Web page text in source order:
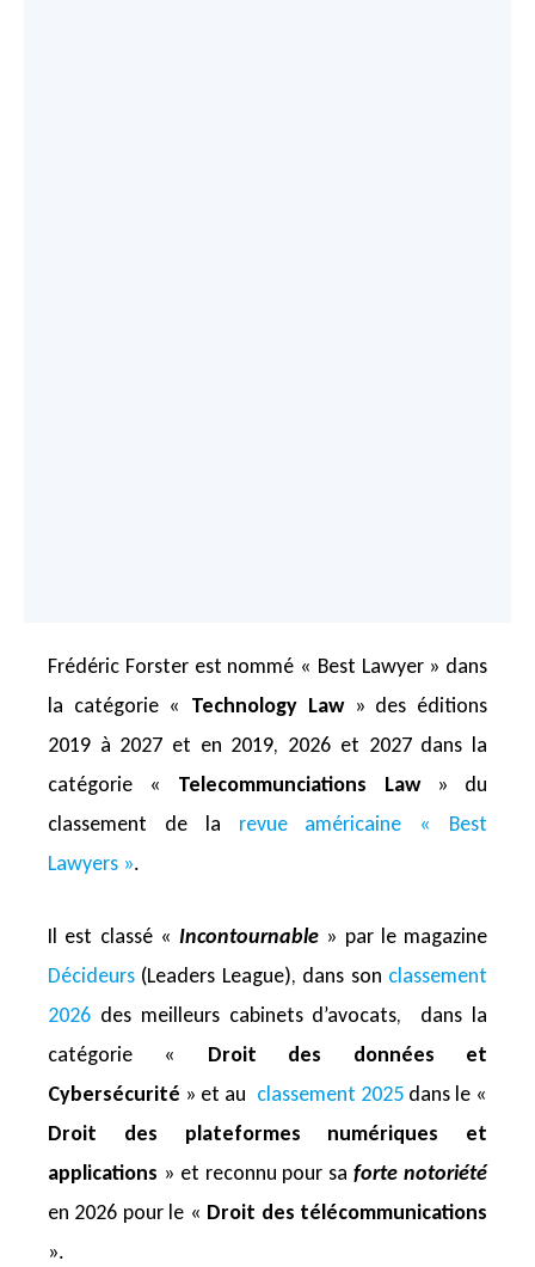
Frédéric Forster est nommé « Best Lawyer » dans
la catégorie « Technology Law» des éditions
2019 à 2027 et en 2019, 2026 et 2027 dans la
catégorie « Telecommunciations Law» du
classement de la revue américaine « Best
Lawyers ».
Il est classé « Incontournable » par le magazine
Décideurs (Leaders League), dans son classement
2026 des meilleurs cabinets d’avocats, dans la
catégorie « Droit des données et
Cybersécurité » et au classement 2025dans le «
Droit des plateformes numériques et
applications » et reconnu pour saforte notoriété
en 2026 pour le « Droit des télécommunications
».